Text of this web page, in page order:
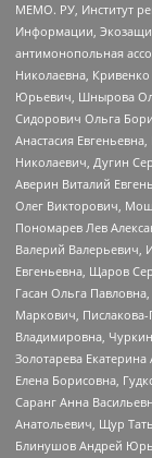
МЕМО. РУ, Институт
Информации,
антимонопольная
Николаевна,
Юрьевич, Шнырова
Сидорович Ольга
Анастасия
Николаевич, Дугин
Аверин Виталий
Олег Викторович,
Пономарев Лев
Валерий Валерьевич,
Евгеньевна, Щаров
Гасан Ольга
Маркович,
Владимировна,
Золотарева
Елена Борисовна,
Саранг Анна
Анатольевич, Щур
Блинушов Андрей